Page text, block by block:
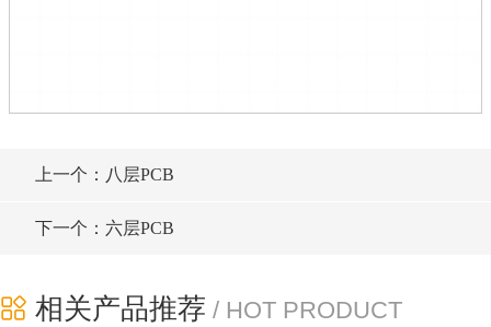
上一个：八层PCB
下一个：六层PCB
相关产品推荐 / HOT PRODUCT